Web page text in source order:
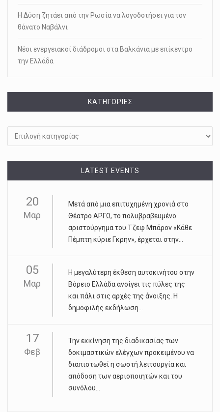
Η Δύση ζητάει από την Ρωσία να λογοδοτήσει για τον
θάνατο Ναβάλνι
Νέοι ενεργειακοί διάδρομοι στα Βαλκάνια με επίκεντρο
την Ελλάδα
KΑΤΗΓΟΡΊΕΣ
LATEST EVENTS
20
Μαρ
Μετά από μια επιτυχημένη χρονιά στο
Θέατρο ΑΡΓΩ, το πολυβραβευμένο
αριστούργημα του Τζεφ Μπάρον «Κάθε
Πέμπτη κύριε Γκρην», έρχεται στην...
05
Μαρ
Η μεγαλύτερη έκθεση αυτοκινήτου στην
Βόρειο Ελλάδα ανοίγει τις πύλες της
και πάλι στις αρχές της άνοιξης. Η
δημοφιλής εκδήλωση...
17
Φεβ
Την εκκίνηση της διαδικασίας των
δοκιμαστικών ελέγχων προκειμένου να
διαπιστωθεί η σωστή λειτουργία και
απόδοση των αεριοποιητών και του
συνόλου...